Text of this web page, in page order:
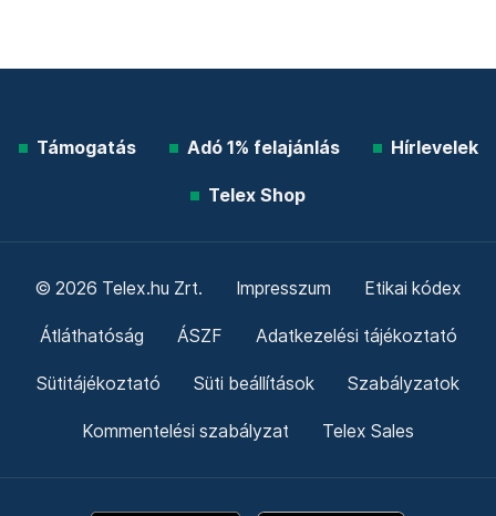
Támogatás Adó 1% felajánlás Hírlevelek
Telex Shop
© 2026 Telex.hu Zrt. Impresszum Etikai kódex
Átláthatóság ÁSZF Adatkezelési tájékoztató
Sütitájékoztató Süti beállítások Szabályzatok
Kommentelési szabályzat Telex Sales